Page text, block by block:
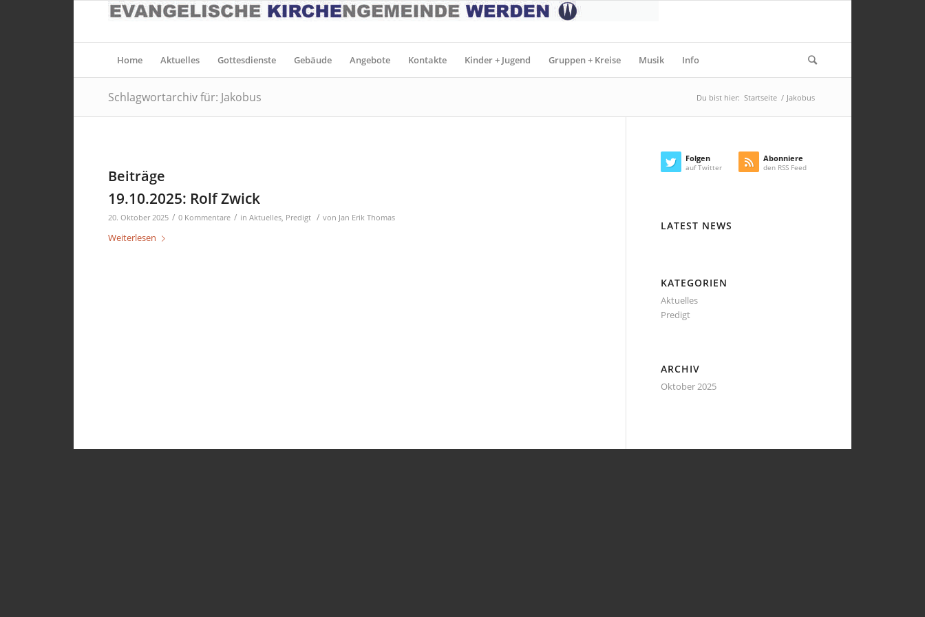
Home Aktuelles Gottesdienste Gebäude Angebote Kontakte Kinder + Jugend Gruppen + Kreise Musik Info
Schlagwortarchiv für: Jakobus Du bist hier: Startseite / Jakobus
Beiträge
19.10.2025: Rolf Zwick
20. Oktober 2025 / 0 Kommentare / in Aktuelles, Predigt / von Jan Erik Thomas
Weiterlesen
Folgen
auf Twitter
Abonniere
den RSS Feed
LATEST NEWS
KATEGORIEN
Aktuelles
Predigt
ARCHIV
Oktober 2025